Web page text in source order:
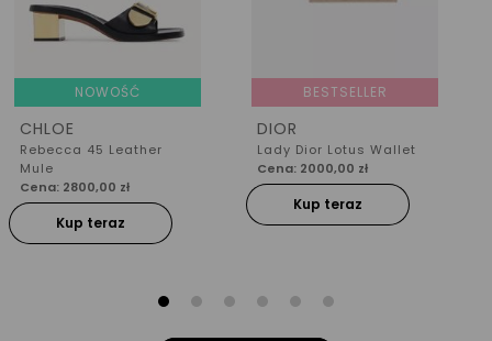
NOWOŚĆ
CHLOE
Rebecca 45 Leather
Mule
Cena: 2800,00 zł
Kup teraz
BESTSELLER
DIOR
Lady Dior Lotus Wallet
Cena: 2000,00 zł
Kup teraz